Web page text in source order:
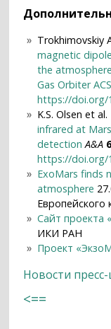
Trokhimovskiy
magnetic
the
Gas Orbiter
https://doi.org/
K.S. Olsen et al.
infrared at
detection A&A
https://doi.org/
ExoMars finds
atmosphere
Европейского
Сайт проекта
ИКИ РАН
Проект
Новости
<==